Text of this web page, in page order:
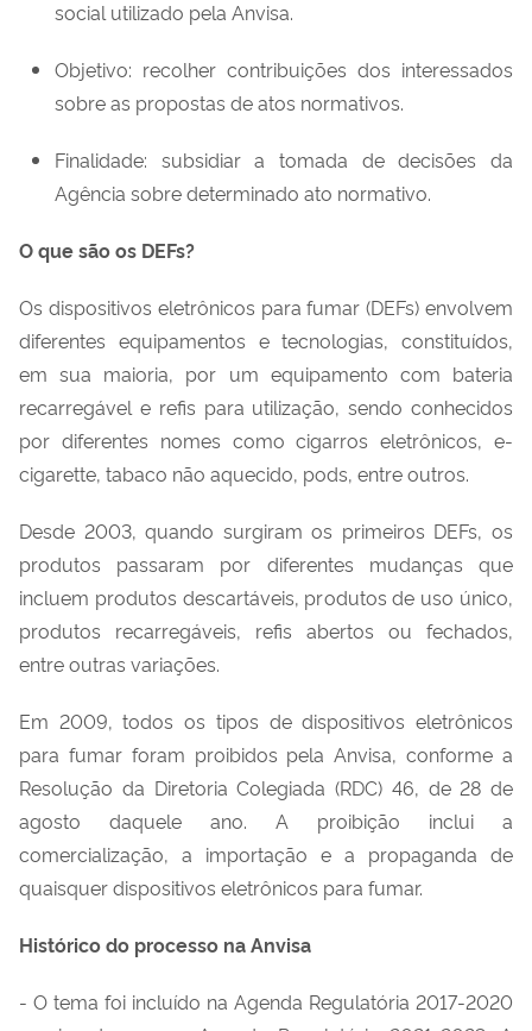
social utilizado pela Anvisa.
Objetivo: recolher contribuições dos interessados
sobre as propostas de atos normativos.
Finalidade: subsidiar a tomada de decisões da
Agência sobre determinado ato normativo.
O que são os DEFs?
Os dispositivos eletrônicos para fumar (DEFs) envolvem
diferentes equipamentos e tecnologias, constituídos,
em sua maioria, por um equipamento com bateria
recarregável e refis para utilização, sendo conhecidos
por diferentes nomes como cigarros eletrônicos, e-
cigarette, tabaco não aquecido, pods, entre outros.
Desde 2003, quando surgiram os primeiros DEFs, os
produtos passaram por diferentes mudanças que
incluem produtos descartáveis, produtos de uso único,
produtos recarregáveis, refis abertos ou fechados,
entre outras variações.
Em 2009, todos os tipos de dispositivos eletrônicos
para fumar foram proibidos pela Anvisa, conformea
Resolução da Diretoria Colegiada (RDC) 46, de 28 de
agosto daquele ano. A proibição inclui a
comercialização, a importação e a propaganda de
quaisquer dispositivos eletrônicos para fumar.
Histórico do processo na Anvisa
- O tema foi incluído na Agenda Regulatória 2017-2020